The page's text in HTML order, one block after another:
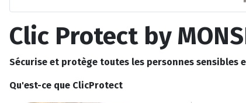
Clic Protect by
Sécurise et protège toutes les personnes sensibles
Qu'est-ce que ClicProtect